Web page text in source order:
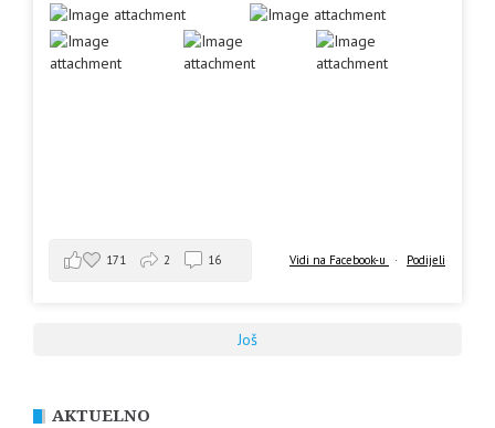
Vidi na Facebook-u · Podijeli
171 2 16
Još
AKTUELNO